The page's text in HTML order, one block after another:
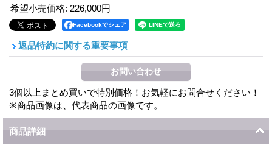
希望小売価格: 226,000円
Facebookでシェア
返品特約に関する重要事項
3個以上まとめ買いで特別価格！お気軽にお問合せください！
※商品画像は、代表商品の画像です。
商品詳細